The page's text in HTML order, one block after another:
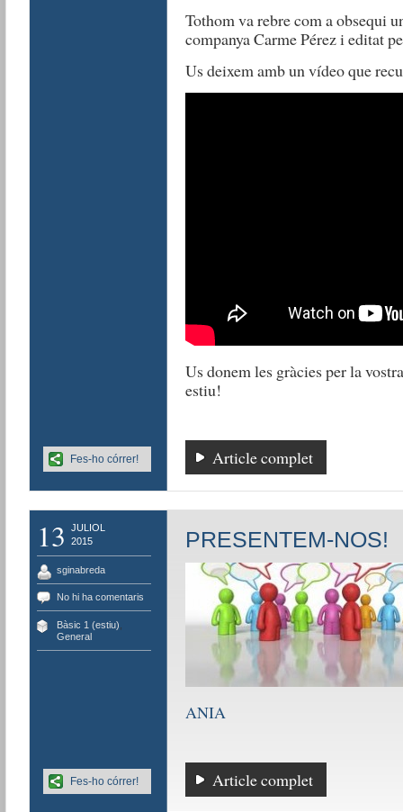
Tothom va rebre com a obsequi
companya Carme Pérez i editat
Us deixem amb un vídeo que
Us donem les gràcies per la
estiu!
Article complet
Fes-ho córrer!
13
JULIOL
2015
sginabreda
No hi ha comentaris
Bàsic 1 (estiu)
General
PRESENTEM-NOS!
ANIA
Article complet
Fes-ho córrer!